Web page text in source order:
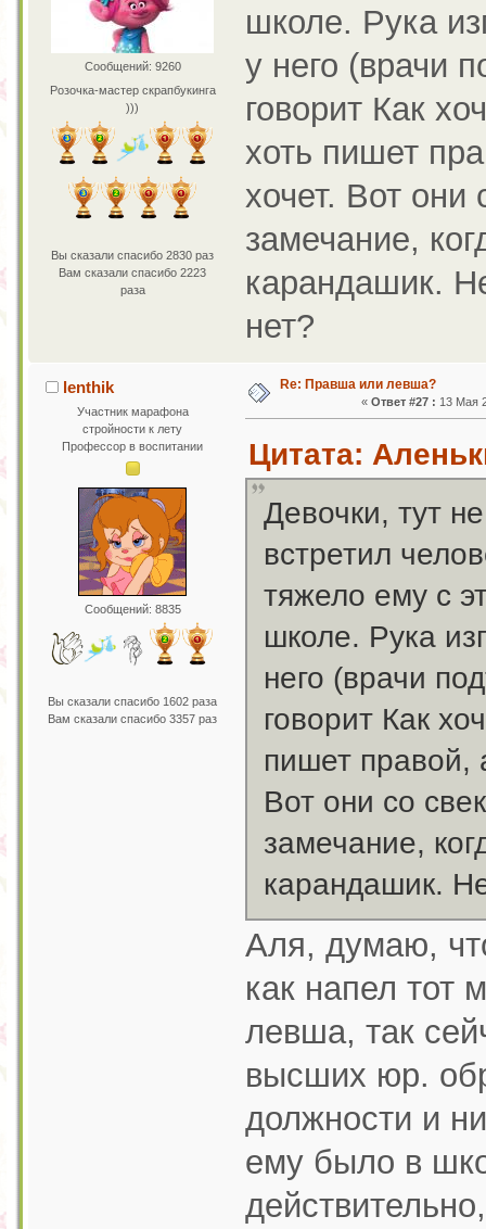
Сообщений: 9260
Розочка-мастер скрапбукинга
)))
Вы сказали спасибо 2830 раз
Вам сказали спасибо 2223
раза
школе. Рука
у него (врачи
говорит Как
хоть пишет
хочет. Вот они
замечание,
карандашик.
нет?
lenthik
Участник марафона
стройности к лету
Профессор в воспитании
Сообщений: 8835
Вы сказали спасибо 1602 раза
Вам сказали спасибо 3357 раз
Re: Правша или левша?
«Ответ #27 : 13 Мая
Цитата:
Девочки, тут
встретил
тяжело ему с
школе. Рука
него (врачи
говорит Как
пишет правой,
Вот они со
замечание,
карандашик.
Аля, думаю,
как напел тот
левша, так
высших юр.
должности и
ему было в